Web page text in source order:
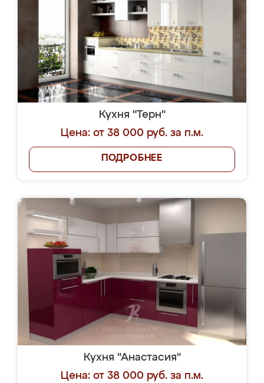
Кухня "Терн"
Цена: от 38 000 руб. за п.м.
ПОДРОБНЕЕ
Кухня "Анастасия"
Цена: от 38 000 руб. за п.м.